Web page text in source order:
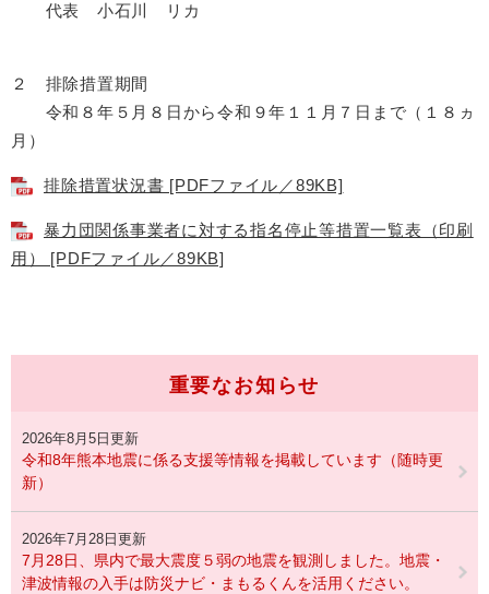
代表 小石川 リカ
２ 排除措置期間
令和８年５月８日から令和９年１１月７日まで（１８ヵ
月）
排除措置状況書 [PDFファイル／89KB]
暴力団関係事業者に対する指名停止等措置一覧表（印刷
用） [PDFファイル／89KB]
重要なお知らせ
2026年8月5日更新
令和8年熊本地震に係る支援等情報を掲載しています（随時更
新）
2026年7月28日更新
7月28日、県内で最大震度５弱の地震を観測しました。地震・
津波情報の入手は防災ナビ・まもるくんを活用ください。